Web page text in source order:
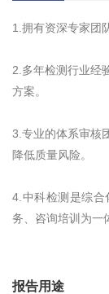
1.拥有资深专家团
2.多年检测行业经
方案。
3.专业的体系审核
降低质量风险。
4.中科检测是综合
务、咨询培训为一
报告用途